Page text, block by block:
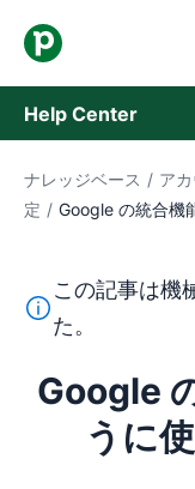
Help Center
ナレッジベース
サポートに問い合わ
ナレッジベース / ア
定 / Google の統合機
このテキストは機
この記事は機
た。
Google
うに